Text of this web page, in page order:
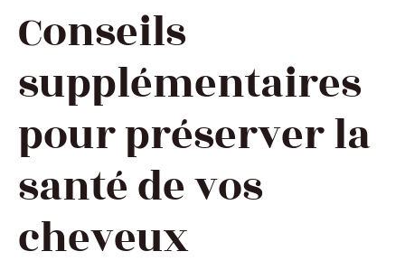
Conseils
supplémentaires
pour préserver la
santé de vos
cheveux